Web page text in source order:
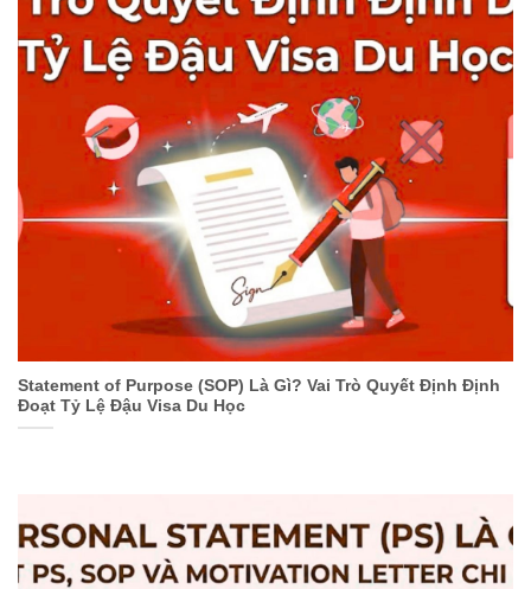
Statement of Purpose (SOP) Là Gì? Vai Trò Quyết Định Định
Đoạt Tỷ Lệ Đậu Visa Du Học